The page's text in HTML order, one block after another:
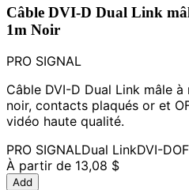
Câble DVI-D Dual Link
1m Noir
PRO SIGNAL
Câble DVI-D Dual Link mâle à
noir, contacts plaqués or et
vidéo haute qualité.
PRO SIGNALDual LinkDVI-D
À partir de 13,08 $
Add